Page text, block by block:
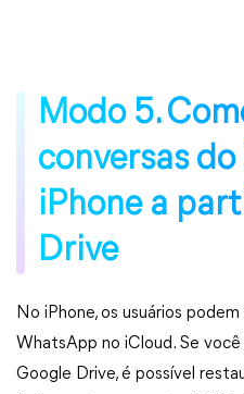
Modo 5.
conversas
iPhone a
Drive
No iPhone, os usuários
WhatsApp no iCloud. Se
Google Drive, é possível